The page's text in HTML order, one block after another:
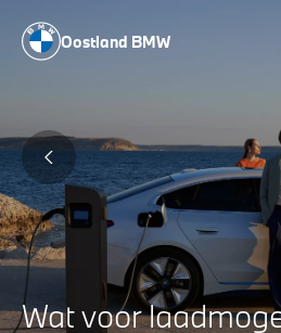
Oostland BMW
Wat voor